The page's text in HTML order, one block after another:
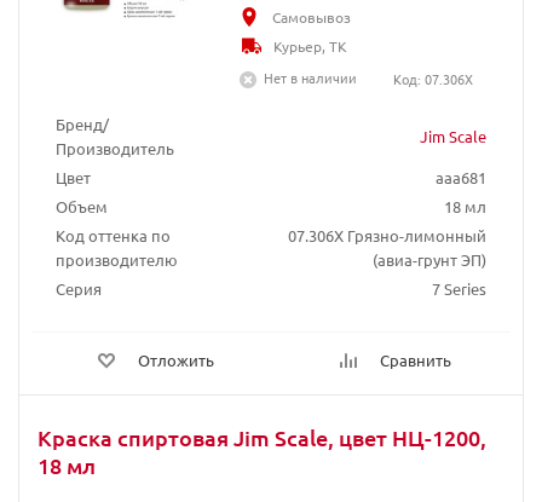
Бренд/
Производитель
Jim Scale
Цвет
aaa681
Объем
18 мл
Код оттенка по
производителю
07.306X Грязно-лимонный
(авиа-грунт ЭП)
Серия
7 Series
Отложить Сравнить
Самовывоз
Курьер, ТК
Нет в наличии
Код: 07.306X
Краска спиртовая Jim Scale, цвет НЦ-1200,
18 мл